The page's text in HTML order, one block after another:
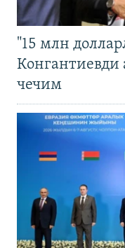
"15 млн
Конгантиевди
чечим